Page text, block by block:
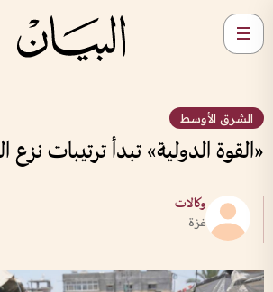
الشرق الأوسط
«القوة الدولية» تبدأ ترتيبات
وكالات
غزة